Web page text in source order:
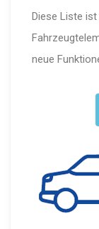
Diese Liste
neue